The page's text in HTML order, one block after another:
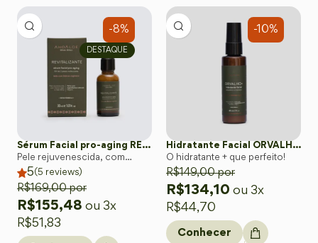
-8%
DESTAQUE
Sérum Facial pro-aging REVITALIZANTE - AH de 2 Pesos Moleculares
Pele rejuvenescida, com
menos rugas e mais tônus
5(5 reviews)
R$169,00por
R$155,48 ou 3x
R$51,83
-10%
Hidratante Facial ORVALHO+
O hidratante + que perfeito!
R$149,00por
R$134,10 ou 3x
R$44,70
Conhecer